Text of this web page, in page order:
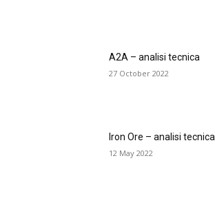
A2A – analisi tecnica
27 October 2022
Iron Ore – analisi tecnica
12 May 2022